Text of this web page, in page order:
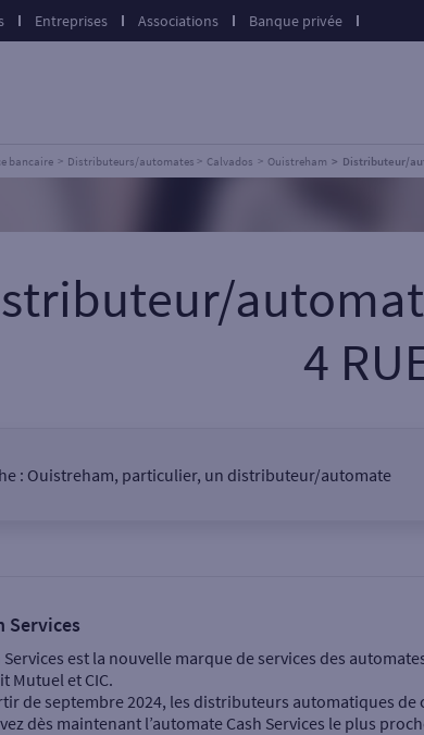
Entreprises Associations Banque privée
bancaire Distributeurs/automates Calvados Ouistreham Distributeur/
4
: Ouistreham, particulier, un distributeur/automate
Services
Services est la nouvelle marque de services des
Mutuel et CIC.
de septembre 2024, les distributeurs automatiques de
dès maintenant l’automate Cash Services le plus